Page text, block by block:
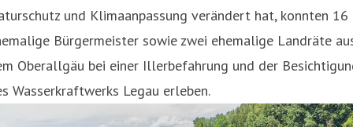
und Klimaanpassung verändert hat, konnten 16
Bürgermeister sowie zwei ehemalige Landräte
Oberallgäu bei einer Illerbefahrung und der
Wasserkraftwerks Legau erleben.